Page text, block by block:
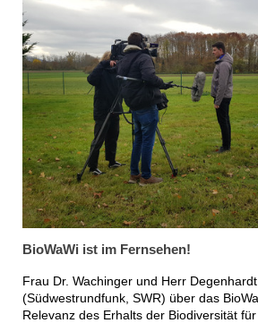
BioWaWi ist im Fernsehen!
Frau Dr. Wachinger und Herr
(Südwestrundfunk, SWR) über das
Relevanz des Erhalts der Biodiversität